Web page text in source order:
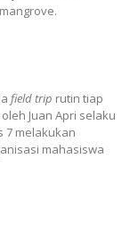
field trip rutin tiap
Juan Apri selaku
7 melakukan
mahasiswa